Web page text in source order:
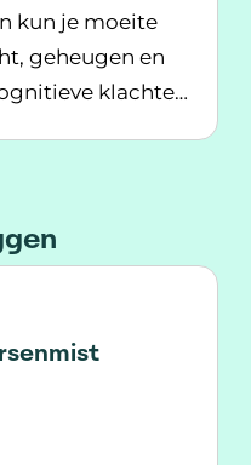
kun je moeite
geheugen en
klachten
je als je hier last
problemen en